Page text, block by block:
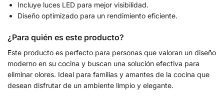
Incluye luces LED para mejor visibilidad.
Diseño optimizado para un rendimiento eficiente.
¿Para quién es este producto?
Este producto es perfecto para personas que valoran un diseño
moderno en su cocina y buscan una solución efectiva para
eliminar olores. Ideal para familias y amantes de la cocina que
desean disfrutar de un ambiente limpio y elegante.